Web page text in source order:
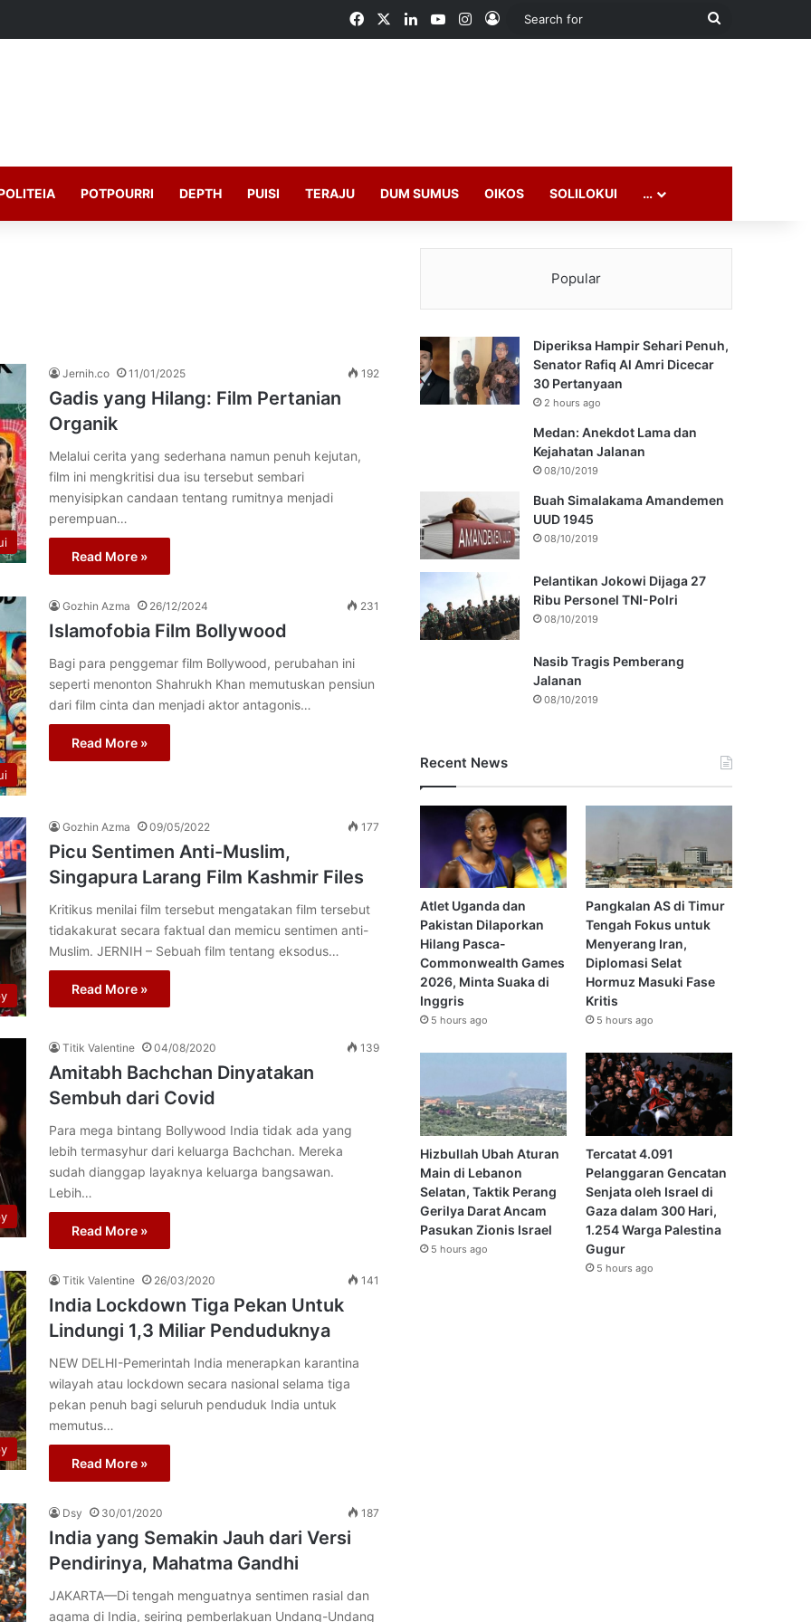
FacebookLinkedInYouTubeInstagram
Log In
Search
POTPOURRI DEPTH PUISI TERAJU DUM SUMUS OIKOS SOLILOKUI …
Jernih.co 11/01/2025 192
Gadis yang Hilang: Film Pertanian
Organik
Melalui cerita yang sederhana namun penuh kejutan,
film ini mengkritisi dua isu tersebut sembari
menyisipkan candaan tentang rumitnya menjadi
perempuan…
Read More »
Gozhin Azma 26/12/2024 231
Islamofobia Film Bollywood
Bagi para penggemar film Bollywood, perubahan ini
seperti menonton Shahrukh Khan memutuskan pensiun
dari film cinta dan menjadi aktor antagonis…
Read More »
Gozhin Azma 09/05/2022 177
Picu Sentimen Anti-Muslim,
Singapura Larang Film Kashmir Files
Kritikus menilai film tersebut mengatakan film tersebut
tidakakurat secara faktual dan memicu sentimen anti-
Muslim. JERNIH – Sebuah film tentang eksodus…
Read More »
Titik Valentine 04/08/2020 139
Amitabh Bachchan Dinyatakan
Sembuh dari Covid
Para mega bintang Bollywood India tidak ada yang
lebih termasyhur dari keluarga Bachchan. Mereka
sudah dianggap layaknya keluarga bangsawan.
Lebih…
Read More »
Titik Valentine 26/03/2020 141
India Lockdown Tiga Pekan Untuk
Lindungi 1,3 Miliar Penduduknya
NEW DELHI-Pemerintah India menerapkan karantina
wilayah atau lockdown secara nasional selama tiga
pekan penuh bagi seluruh penduduk India untuk
memutus…
Read More »
Dsy 30/01/2020 187
India yang Semakin Jauh dari Versi
Pendirinya, Mahatma Gandhi
JAKARTA—Di tengah menguatnya sentimen rasial dan
agama di India, seiring pemberlakuan Undang-Undang
Popular
Diperiksa Hampir Sehari Penuh,
Senator Rafiq Al Amri Dicecar
30 Pertanyaan
2 hours ago
Medan: Anekdot Lama dan
Kejahatan Jalanan
08/10/2019
Buah Simalakama Amandemen
UUD 1945
08/10/2019
Pelantikan Jokowi Dijaga 27
Ribu Personel TNI-Polri
08/10/2019
Nasib Tragis Pemberang
Jalanan
08/10/2019
Recent News
Atlet Uganda dan
Pakistan Dilaporkan
Hilang Pasca-
Commonwealth Games
2026, Minta Suaka di
Inggris
5 hours ago
Pangkalan AS di Timur
Tengah Fokus untuk
Menyerang Iran,
Diplomasi Selat
Hormuz Masuki Fase
Kritis
5 hours ago
Hizbullah Ubah Aturan
Main di Lebanon
Selatan, Taktik Perang
Gerilya Darat Ancam
Pasukan Zionis Israel
5 hours ago
Tercatat 4.091
Pelanggaran Gencatan
Senjata oleh Israel di
Gaza dalam 300 Hari,
1.254 Warga Palestina
Gugur
5 hours ago